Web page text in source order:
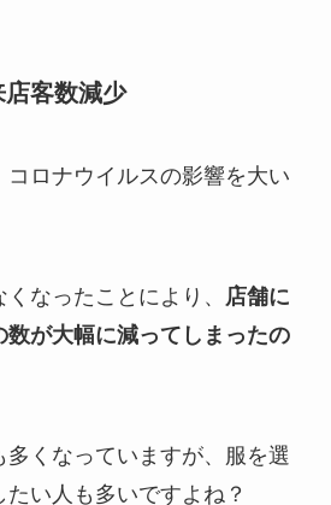
客数減少
コロナウイルスの影響を大い
なったことにより、 店舗に
が大幅に減ってしまったの
くなっていますが、服を選
い人も多いですよね？